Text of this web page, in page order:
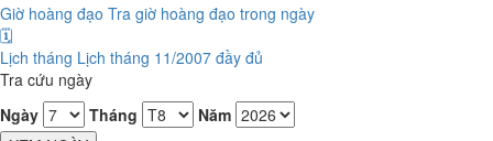
Giờ hoàng đạo Tra giờ hoàng đạo trong ngày
🗓️
Lịch tháng Lịch tháng 11/2007 đầy đủ
Tra cứu ngày
Ngày
Tháng
Năm